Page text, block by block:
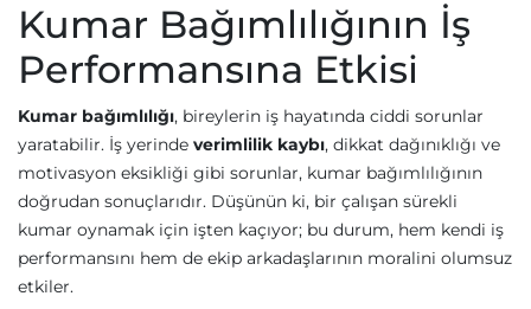
Kumar Bağımlılığının İş
Performansına Etkisi
Kumar bağımlılığı, bireylerin iş hayatında ciddi sorunlar
yaratabilir. İş yerinde verimlilik kaybı, dikkat dağınıklığı ve
motivasyon eksikliği gibi sorunlar, kumar bağımlılığının
doğrudan sonuçlarıdır. Düşünün ki, bir çalışan sürekli
kumar oynamak için işten kaçıyor; bu durum, hem kendi iş
performansını hem de ekip arkadaşlarının moralini olumsuz
etkiler.